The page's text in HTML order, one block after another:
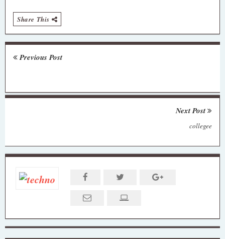
Share This
Previous Post
Next Post
collegee